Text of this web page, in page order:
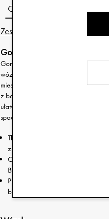
Opis
Zestaw zawierający Elodie
Gondola
Gondola Elodie jest kompatybilna z
wózka przy użyciu dołączonych
miesiąca życia/9 kg. Wewnątrz
z bawełny 100%, który można
ułatwia zabranie jej ze sobą. Kiedy
spacerową.
Tkanina przyjazna dla
z recyklingu.
Chroni przed słońcem i wiatrem:
Budka gondoli ma wentylację z
Przetestowany i bezpieczny:
bezpieczeństwa EN1466:2014/